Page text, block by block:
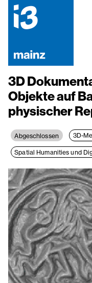
3D
Objekte auf
physischer
Abgeschlossen 3D-
Spatial Humanities und